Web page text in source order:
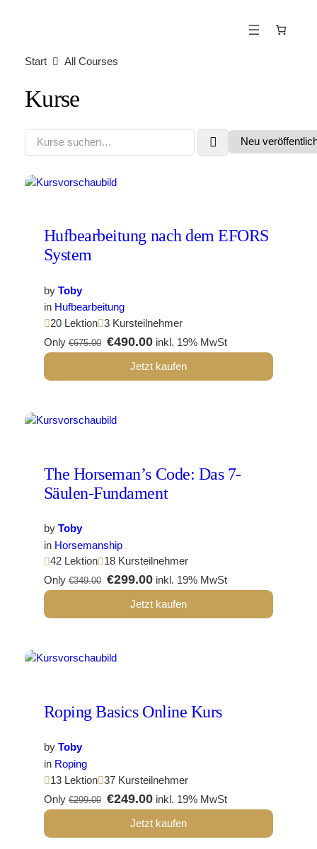
Start All Courses
Kurse
Hufbearbeitung nach dem EFORS
System
by Toby
in Hufbearbeitung
20 Lektion 3 Kursteilnehmer
Only €675.00 €490.00 inkl. 19% MwSt
Jetzt kaufen
The Horseman’s Code: Das 7-
Säulen-Fundament
by Toby
in Horsemanship
42 Lektion
18 Kursteilnehmer
Only €349.00 €299.00 inkl. 19% MwSt
Jetzt kaufen
Roping Basics Online Kurs
by Toby
in Roping
13 Lektion 37 Kursteilnehmer
Only €299.00 €249.00 inkl. 19% MwSt
Jetzt kaufen